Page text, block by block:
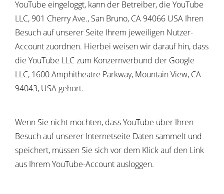
YouTube eingeloggt, kann der Betreiber, die YouTube
LLC, 901 Cherry Ave., San Bruno, CA 94066 USA Ihren
Besuch auf unserer Seite Ihrem jeweiligen Nutzer-
Account zuordnen. Hierbei weisen wir darauf hin, dass
die YouTube LLC zum Konzernverbund der Google
LLC, 1600 Amphitheatre Parkway, Mountain View, CA
94043, USA gehört.
Wenn Sie nicht möchten, dass YouTube über Ihren
Besuch auf unserer Internetseite Daten sammelt und
speichert, müssen Sie sich vor dem Klick auf den Link
aus Ihrem YouTube-Account ausloggen.